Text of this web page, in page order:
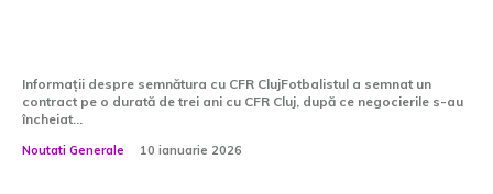
Informații despre semnătura cu CFR ClujFotbalistul a semnat un
contract pe o durată de trei ani cu CFR Cluj, după ce negocierile s-au
încheiat...
Noutati Generale 10 ianuarie 2026